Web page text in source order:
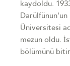
kaydoldu.
Darülfünun'un
Üniversitesi
mezun oldu.
bölümünü